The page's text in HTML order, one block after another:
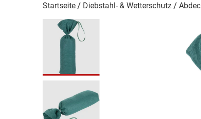
Startseite Diebstahl- & Wetterschutz